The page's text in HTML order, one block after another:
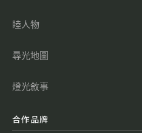
睦人物
尋光地圖
燈光敘事
合作品牌